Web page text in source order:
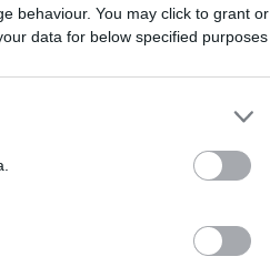
behaviour. You may click to grant or
data for below specified purposes